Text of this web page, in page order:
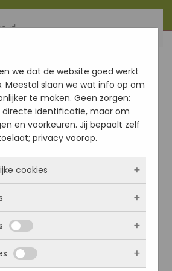
we dat de website goed werkt
Meestal slaan we wat info op om
te maken. Geen zorgen:
identificatie, maar om
en voorkeuren. Jij bepaalt zelf
privacy voorop.
cookies
ervoor dat de website
Ze zijn dus altijd actief en
uitgezet. Meestal worden
als jij iets doet, zoals
invullen of je
zien we hoe vaak onze site
waar bezoekers vandaan
pagina’s populair zijn. Zo
jouw voorkeuren.